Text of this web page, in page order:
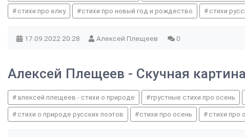
стихи про елку стихи про новый год и рождество стихи
17.09.2022 20:28 Алексей Плещеев 0
Алексей Плещеев - Скучная картина
алексей плещеев - стихи о природе грустные стихи про осень
стихи о природе русских поэтов стихи про осень стихи про